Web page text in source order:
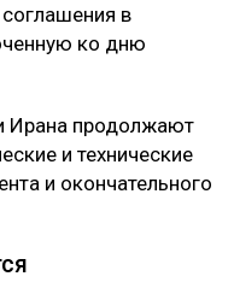
в
ко дню
Ирана продолжают
и технические
и окончательного